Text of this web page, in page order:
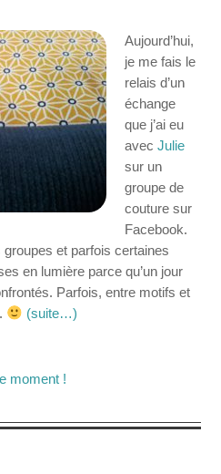
Aujourd’hui,
je me fais le
relais d’un
échange
que j’ai eu
avecJulie
sur un
groupe de
couture sur
Facebook.
et parfois certaines
en lumière parce qu’un jour
Parfois, entre motifs et
(suite…)
moment !